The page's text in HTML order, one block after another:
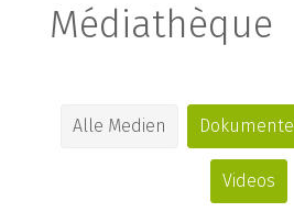
Médiathèque
Alle Medien Dokumente
Videos